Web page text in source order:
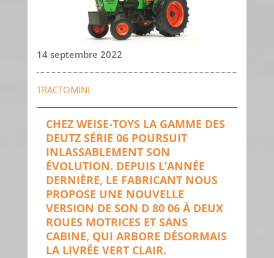
14 septembre 2022
TRACTOMINI
CHEZ WEISE-TOYS LA GAMME DES
DEUTZ SÉRIE 06 POURSUIT
INLASSABLEMENT SON
ÉVOLUTION. DEPUIS L’ANNÉE
DERNIÈRE, LE FABRICANT NOUS
PROPOSE UNE NOUVELLE
VERSION DE SON D 80 06 À DEUX
ROUES MOTRICES ET SANS
CABINE, QUI ARBORE DÉSORMAIS
LA LIVRÉE VERT CLAIR.